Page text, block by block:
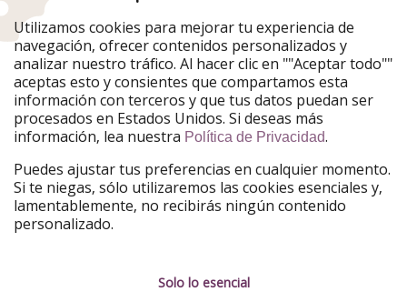
PiratinViaggio
HolidayPirates
VakantiePiraten
WakacyjniPiraci
VoyagesPirates
Ferienpiraten
Urlaubspiraten
Urlaubspiraten
TravelPirates
Nuestro grupo
HolidayPirates Group
Conócenos mejor
Sobre ViajerosPiratas
Información legal
Utilizamos cookies para mejorar tu experiencia de
navegación, ofrecer contenidos personalizados y
analizar nuestro tráfico. Al hacer clic en ""Aceptar todo""
aceptas esto y consientes que compartamos esta
información con terceros y que tus datos puedan ser
procesados en Estados Unidos. Si deseas más
información, lea nuestra Política de Privacidad.
Puedes ajustar tus preferencias en cualquier momento.
Si te niegas, sólo utilizaremos las cookies esenciales y,
lamentablemente, no recibirás ningún contenido
personalizado.
Solo lo esencial